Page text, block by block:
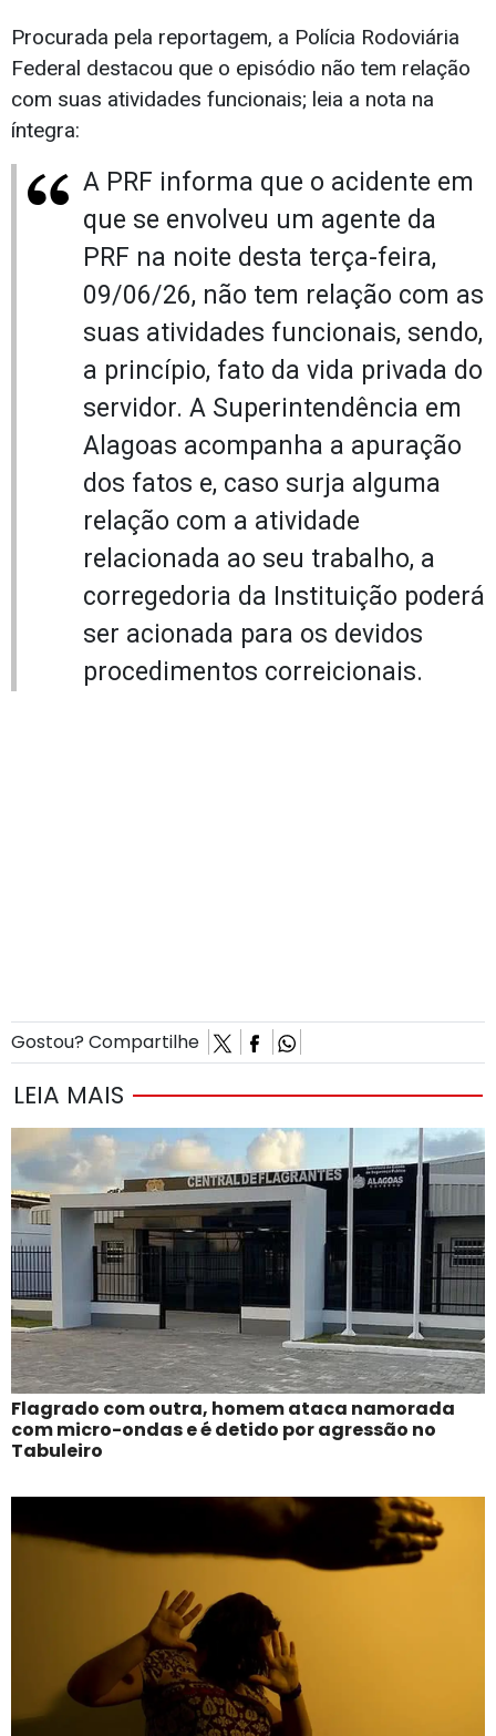
Procurada pela reportagem, a Polícia Rodoviária
Federal destacou que o episódio não tem relação
com suas atividades funcionais; leia a nota na
íntegra:
A PRF informa que o acidente em
que se envolveu um agente da
PRF na noite desta terça-feira,
09/06/26, não tem relação com as
suas atividades funcionais, sendo,
a princípio, fato da vida privada do
servidor. A Superintendência em
Alagoas acompanha a apuração
dos fatos e, caso surja alguma
relação com a atividade
relacionada ao seu trabalho, a
corregedoria da Instituição poderá
ser acionada para os devidos
procedimentos correicionais.
Gostou? Compartilhe
LEIA MAIS
Flagrado com outra, homem ataca namorada
com micro-ondas e é detido por agressão no
Tabuleiro